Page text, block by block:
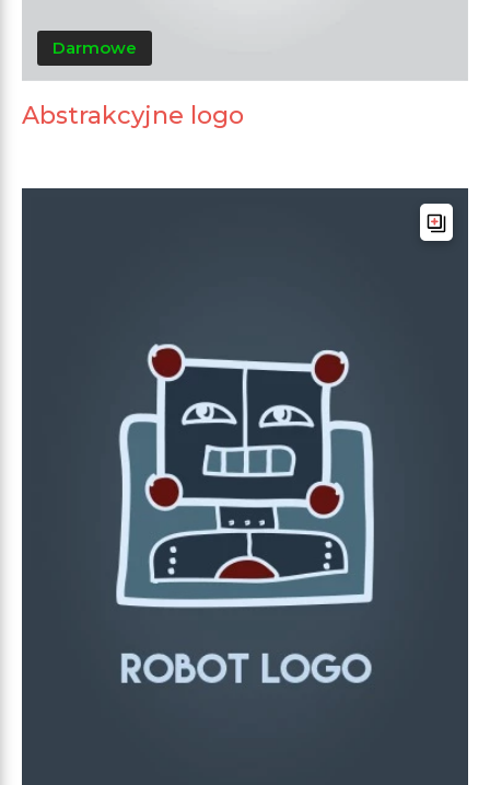
Darmowe
Abstrakcyjne logo